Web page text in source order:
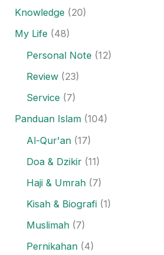
Knowledge (20)
My Life (48)
Personal Note (12)
Review (23)
Service (7)
Panduan Islam (104)
Al-Qur'an (17)
Doa & Dzikir (11)
Haji & Umrah (7)
Kisah & Biografi (1)
Muslimah (7)
Pernikahan (4)